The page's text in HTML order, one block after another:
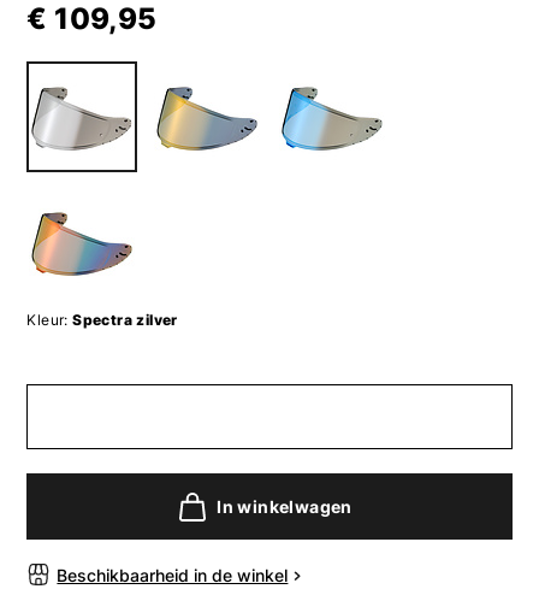
€ 109,95
Kleur: Spectra zilver
In winkelwagen
Beschikbaarheid in de winkel